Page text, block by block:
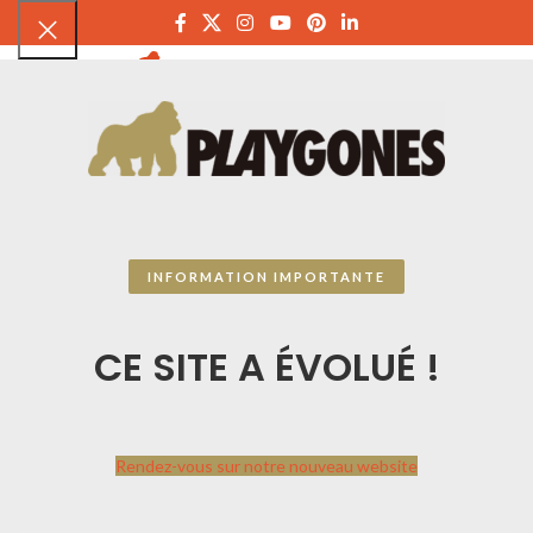
INFORMATION IMPORTANTE
CE SITE A ÉVOLUÉ !
Rendez-vous sur notre nouveau website